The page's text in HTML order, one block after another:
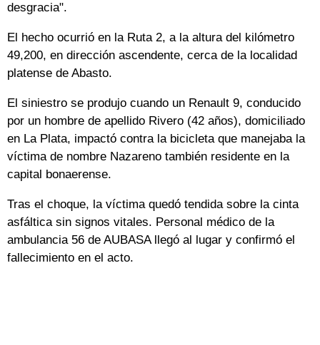
desgracia".
El hecho ocurrió en la Ruta 2, a la altura del kilómetro
49,200, en dirección ascendente, cerca de la localidad
platense de Abasto.
El siniestro se produjo cuando un Renault 9, conducido
por un hombre de apellido Rivero (42 años), domiciliado
en La Plata, impactó contra la bicicleta que manejaba la
víctima de nombre Nazareno también residente en la
capital bonaerense.
Tras el choque, la víctima quedó tendida sobre la cinta
asfáltica sin signos vitales. Personal médico de la
ambulancia 56 de AUBASA llegó al lugar y confirmó el
fallecimiento en el acto.